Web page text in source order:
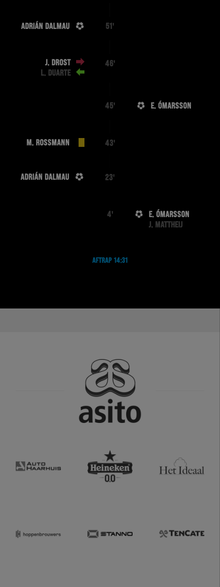
ADRIÁN DALMAU 51'
J. DROST
L. DUARTE
46'
45' E. ÓMARSSON
M. ROSSMANN 43'
ADRIÁN DALMAU 23'
4'
E. ÓMARSSON
J. MATTHEIJ
AFTRAP 14:31